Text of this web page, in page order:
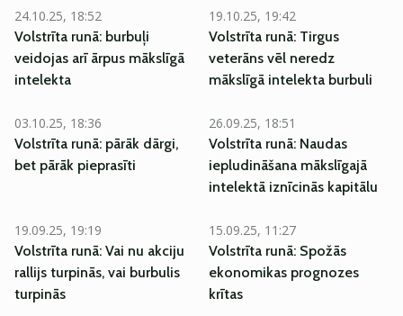
24.10.25, 18:52
Volstrīta runā: burbuļi
veidojas arī ārpus mākslīgā
intelekta
19.10.25, 19:42
Volstrīta runā: Tirgus
veterāns vēl neredz
mākslīgā intelekta burbuli
03.10.25, 18:36
Volstrīta runā: pārāk dārgi,
bet pārāk pieprasīti
26.09.25, 18:51
Volstrīta runā: Naudas
iepludināšana mākslīgajā
intelektā iznīcinās kapitālu
19.09.25, 19:19
Volstrīta runā: Vai nu akciju
rallijs turpinās, vai burbulis
turpinās
15.09.25, 11:27
Volstrīta runā: Spožās
ekonomikas prognozes
krītas